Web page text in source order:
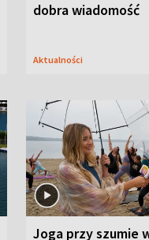
dobra wiadomość
Aktualności
Joga przy szumie